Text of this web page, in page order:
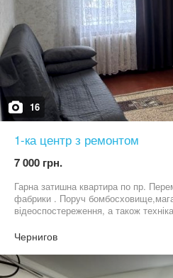
16
1-ка центр з ремонтом
7 000 грн.
Гарна затишна квартира по пр.
фабрики . Поруч
відеоспостереження, а також
опалювальний період 6500 грн.
місяць перед заселенням.
для вас час.
Чернигов